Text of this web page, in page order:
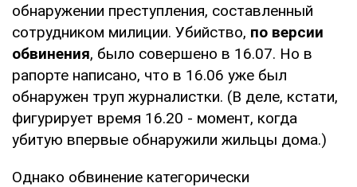
обнаружении преступления, составленный
сотрудником милиции. Убийство, по версии
обвинения, было совершено в 16.07. Но в
рапорте написано, что в 16.06 уже был
обнаружен труп журналистки. (В деле, кстати,
фигурирует время 16.20 - момент, когда
убитую впервые обнаружили жильцы дома.)
Однако обвинение категорически